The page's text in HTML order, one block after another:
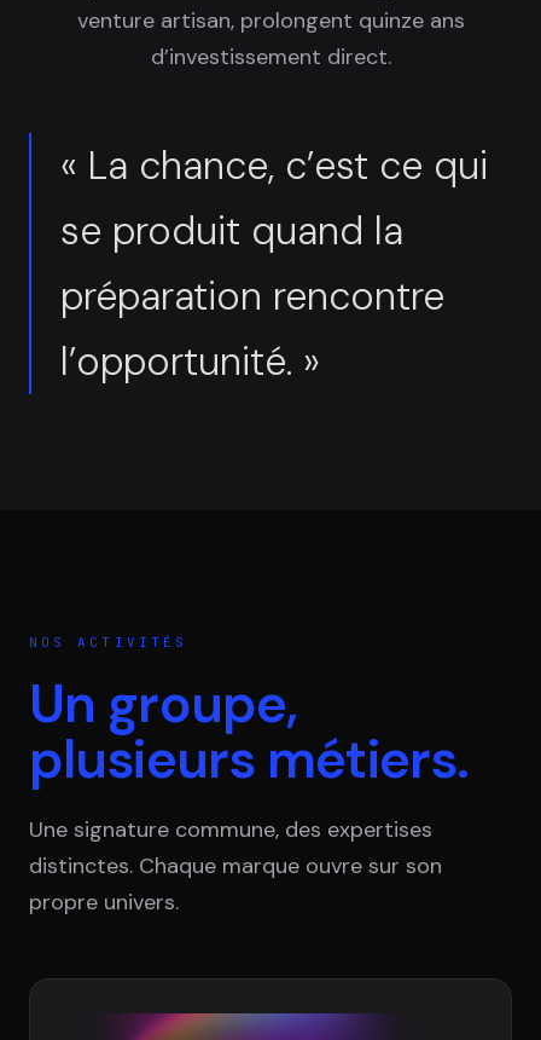
venture artisan, prolongent quinze ans
d’investissement direct.
« La chance, c’est ce qui
se produit quand la
préparation rencontre
l’opportunité. »
NOS ACTIVITÉS
Un groupe,
plusieurs métiers.
Une signature commune, des expertises
distinctes. Chaque marque ouvre sur son
propre univers.